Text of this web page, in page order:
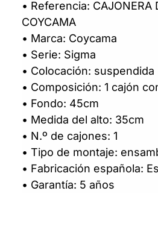
• Referencia: CAJONERA
COYCAMA
• Marca: Coycama
• Serie: Sigma
• Colocación: suspendida
• Composición: 1 cajón
• Fondo: 45cm
• Medida del alto: 35cm
• N.º de cajones: 1
• Tipo de montaje:
• Fabricación española:
• Garantía: 5 años